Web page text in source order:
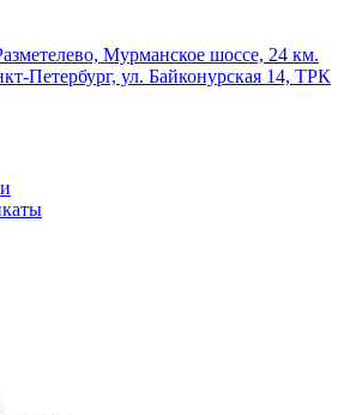
Мурманское шоссе, 24 км.
Петербург, ул. Байконурская 14, ТРК